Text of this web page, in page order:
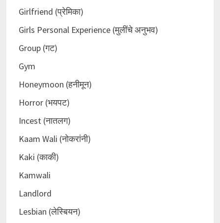
Girlfriend (प्रेमिका)
Girls Personal Experience (मुलींचे अनुभव)
Group (गट)
Gym
Honeymoon (हनीमून)
Horror (भयपट)
Incest (नातलग)
Kaam Wali (नोकरांनी)
Kaki (काकी)
Kamwali
Landlord
Lesbian (लेस्बियन)